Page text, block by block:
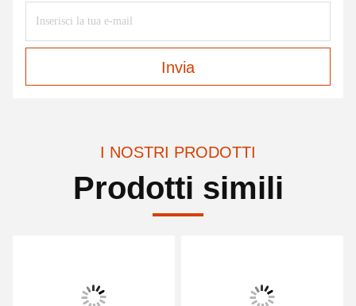
Invia
I NOSTRI PRODOTTI
Prodotti simili